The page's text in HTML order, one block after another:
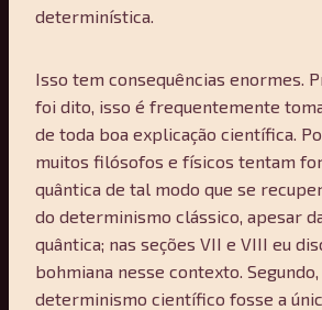
determinística.
Isso tem consequências enormes.
foi dito, isso é frequentemente
de toda boa explicação científica.
muitos filósofos e físicos tentam
quântica de tal modo que se
do determinismo clássico, apesar
quântica; nas seções VII e VIII eu
bohmiana nesse contexto. Segundo,
determinismo científico fosse a